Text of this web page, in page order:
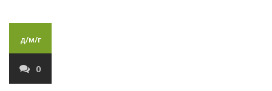
д/м/г
0